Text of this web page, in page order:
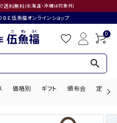
送料無料(北海道・沖縄は対象外)
Ｅ伍魚福オンラインショップ
0
search
価格別 ギフト 頒布会 定期購